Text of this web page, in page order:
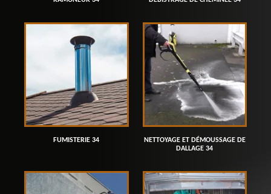
FUMISTERIE 34
NETTOYAGE ET DÉMOUSSAGE DE
DALLAGE 34